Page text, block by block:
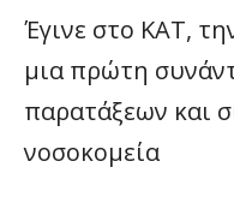
Έγινε στο ΚΑΤ,
μια πρώτη
παρατάξεων και
νοσοκομεία